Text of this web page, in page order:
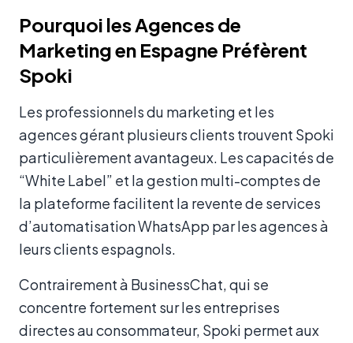
Pourquoi les Agences de
Marketing en Espagne Préfèrent
Spoki
Les professionnels du marketing et les
agences gérant plusieurs clients trouvent Spoki
particulièrement avantageux. Les capacités de
“White Label” et la gestion multi-comptes de
la plateforme facilitent la revente de services
d’automatisation WhatsApp par les agences à
leurs clients espagnols.
Contrairement à BusinessChat, qui se
concentre fortement sur les entreprises
directes au consommateur, Spoki permet aux